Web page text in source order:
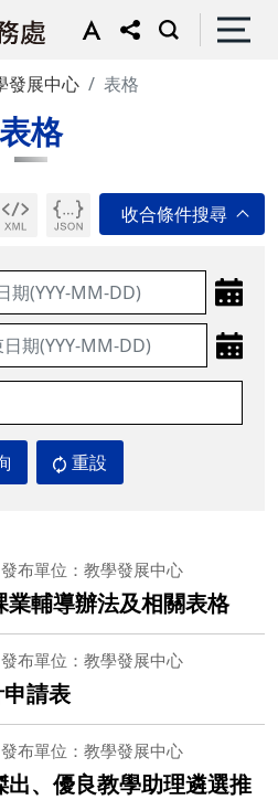
發展中心 表格
表格
重設
發布單位：教學發展中心
輔導辦法及相關表格
發布單位：教學發展中心
請表
發布單位：教學發展中心
、優良教學助理遴選推